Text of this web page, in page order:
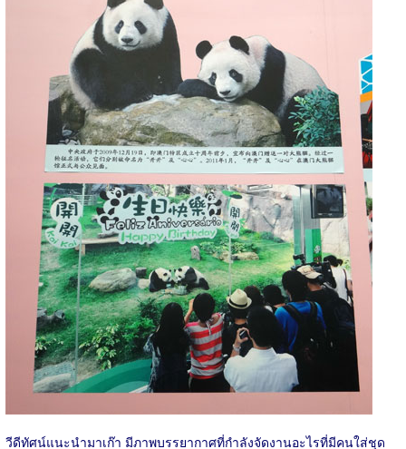
วีดีทัศน์แนะนำมาเก๊า มีภาพบรรยากาศที่กำลังจัดงานอะไรที่มีคนใส่ชุด